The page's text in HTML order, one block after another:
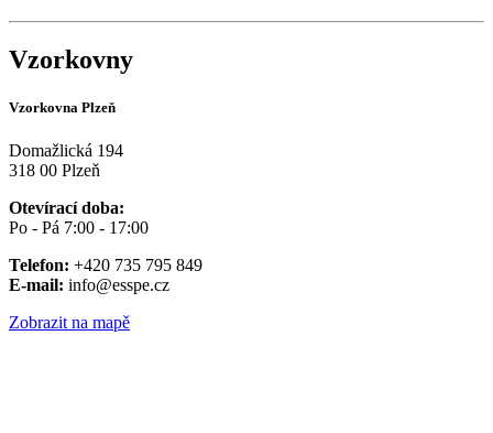
Vzorkovny
Vzorkovna Plzeň
Domažlická 194
318 00 Plzeň
Otevírací doba:
Po - Pá 7:00 - 17:00
Telefon: +420 735 795 849
E-mail: info@esspe.cz
Zobrazit na mapě